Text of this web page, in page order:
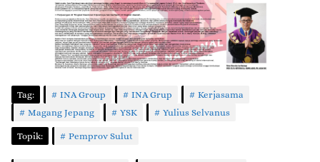
Tag: INA Group INA Grup
Kerjasama
Magang Jepang
YSK Yulius Selvanus
Topik: Pemprov Sulut